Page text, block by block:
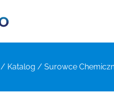
/ Katalog / Surowce